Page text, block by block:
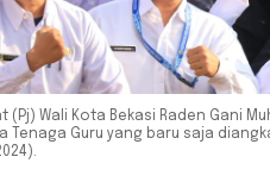
(Pj) Wali Kota Bekasi Raden Gani
Tenaga Guru yang baru saja